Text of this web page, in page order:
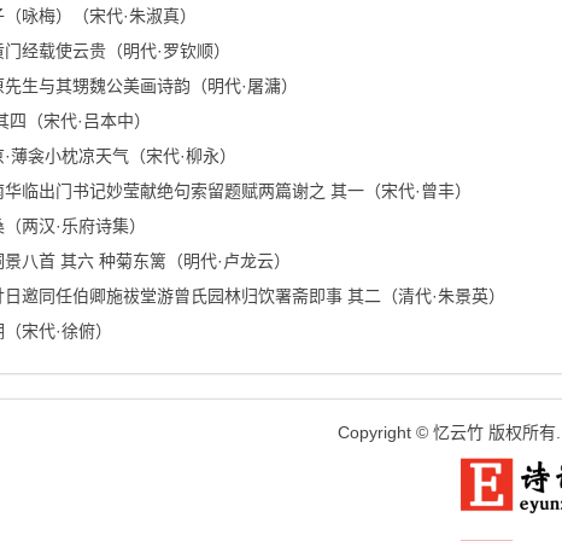
（咏梅）（宋代·朱淑真）
经载使云贵（明代·罗钦顺）
先生与其甥魏公美画诗韵（明代·屠滽）
四（宋代·吕本中）
薄衾小枕凉天气（宋代·柳永）
临出门书记妙莹献绝句索留题赋两篇谢之 其一（宋代·曾丰）
两汉·乐府诗集）
八首 其六 种菊东篱（明代·卢龙云）
日邀同任伯卿施祓堂游曾氏园林归饮署斋即事 其二（清代·朱景英）
宋代·徐俯）
Copyright © 忆云竹 版权所有.